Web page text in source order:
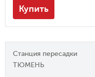
Купить
Станция пересадки
ТЮМЕНЬ